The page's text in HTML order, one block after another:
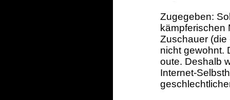
Zugegeben:
kämpferischen
Zuschauer (die
nicht gewohnt.
oute. Deshalb
Internet-